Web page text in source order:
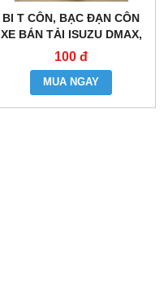
BI T CÔN, BẠC ĐẠN CÔN
XE BÁN TẢI ISUZU DMAX,
MUX 4JJ1, 4JK1
100 đ
MUA NGAY